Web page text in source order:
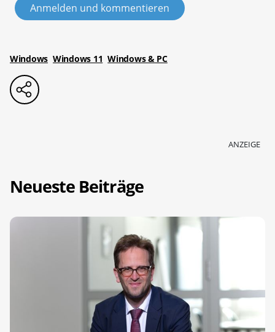
Anmelden und kommentieren
Windows Windows 11 Windows & PC
ANZEIGE
Neueste Beiträge